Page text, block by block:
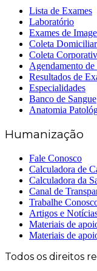
Lista de Exames
Laboratório
Exames de
Coleta Domiciliar
Coleta
Agendamento de
Resultados de
Especialidades
Banco de Sangue
Anatomia
Humanização
Fale Conosco
Calculadora de
Calculadora da
Canal de
Trabalhe
Artigos e
Materiais de
Materiais de
Todos os direitos